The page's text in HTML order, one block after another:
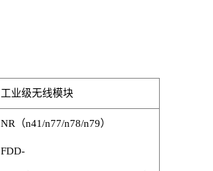
工业级无线模块
NR（n41/n77/n78/n79）
FDD-